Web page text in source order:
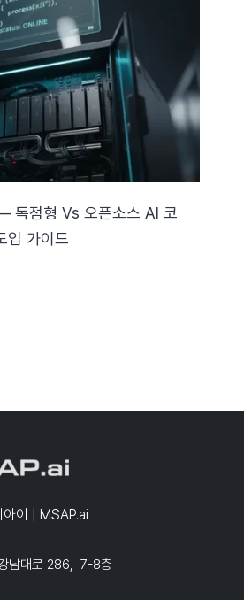
독점형 Vs 오픈소스 AI 코
입 가이드
이 | MSAP.ai
남대로 286, 7-8층